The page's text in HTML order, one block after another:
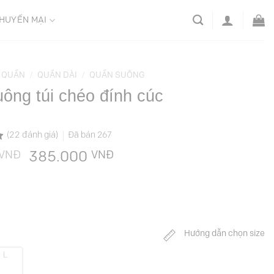
MẠI
QUẦN QUẦN DÀI QUẦN SUÔNG
túi chéo đính cúc
(22 đánh giá) Đã bán 267
Giá
385.000 VNĐ
Hướng dẫn chọn size
L